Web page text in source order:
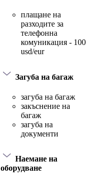
плащане на
разходите за
телефонна
комуникация - 100
usd/eur
Загуба на багаж
загуба на багаж
закъснение на
багаж
загуба на
документи
Наемане на
оборудване